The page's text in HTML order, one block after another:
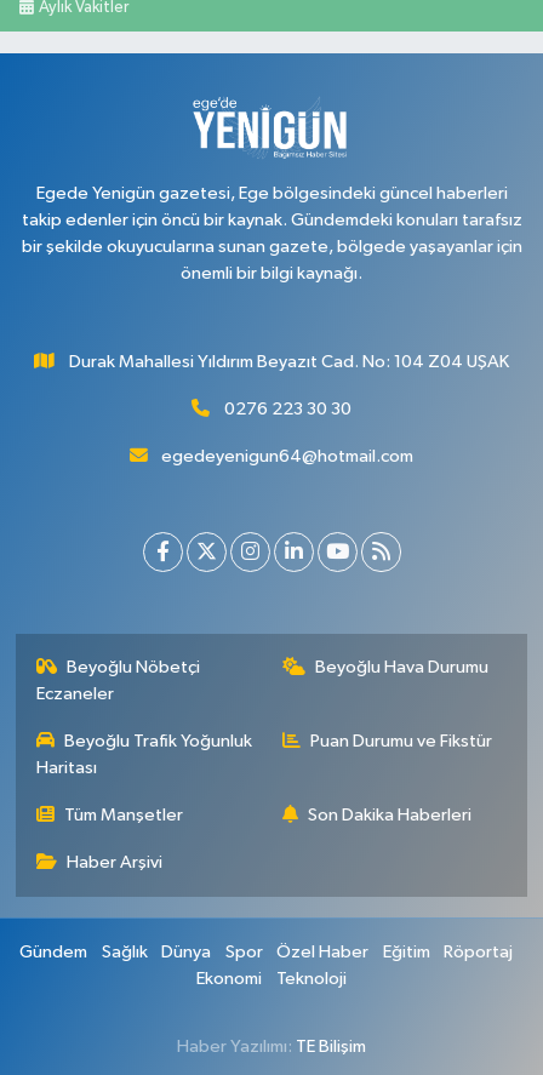
Aylık Vakitler
Egede Yenigün gazetesi, Ege bölgesindeki güncel haberleri
takip edenler için öncü bir kaynak. Gündemdeki konuları tarafsız
bir şekilde okuyucularına sunan gazete, bölgede yaşayanlar için
önemli bir bilgi kaynağı.
Durak Mahallesi Yıldırım Beyazıt Cad. No: 104 Z04 UŞAK
0276 223 30 30
egedeyenigun64@hotmail.com
Beyoğlu Nöbetçi
Eczaneler
Beyoğlu Hava Durumu
Beyoğlu Trafik Yoğunluk
Haritası
Puan Durumu ve Fikstür
Tüm Manşetler Son Dakika Haberleri
Haber Arşivi
Gündem Sağlık Dünya Spor Özel Haber Eğitim
Röportaj
Ekonomi
Teknoloji
Haber Yazılımı: TE Bilişim